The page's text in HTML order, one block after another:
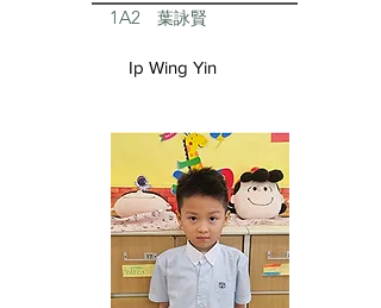
1A2 葉詠賢
Ip Wing Yin